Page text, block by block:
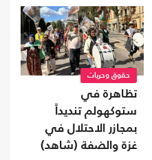
حقوق وحريات
تظاهرة في
ستوكهولم تنديداً
بمجازر الاحتلال في
غزة والضفة (شاهد)